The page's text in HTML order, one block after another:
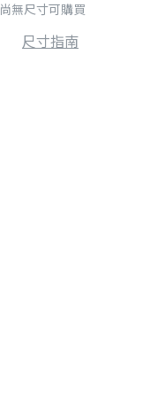
尚無尺寸可購買
尺寸指南